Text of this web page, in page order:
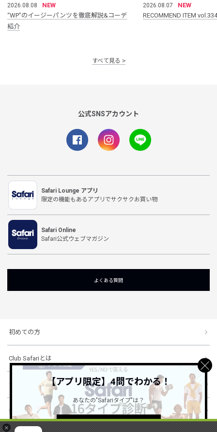
×
2026.08.08
NEW
“WP”のイージーパンツを徹底解説&コーデ
紹介
2026.08.07
NEW
RECOMMEND ITEM vol.334
すべて見る
公式SNSアカウント
Safari Lounge アプリ
限定の機能もあるアプリでサクサクお買い物
Safari Online
Safari公式ウェブマガジン
よくある質問
初めての方
Club Safariとは
ショッピングガイド
会社概要・規約
【アプリ限定】4問でわかる！
あなたの"Safariタイプ"は？
詳しくはこちら ＞